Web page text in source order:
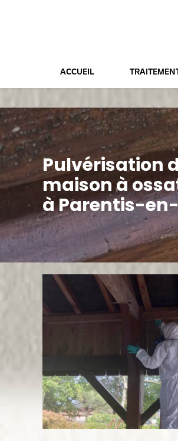
ACCUEIL
Pulvérisation
maison à
à Parentis-